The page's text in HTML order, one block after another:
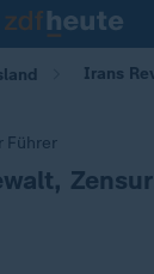
Irans
Führer